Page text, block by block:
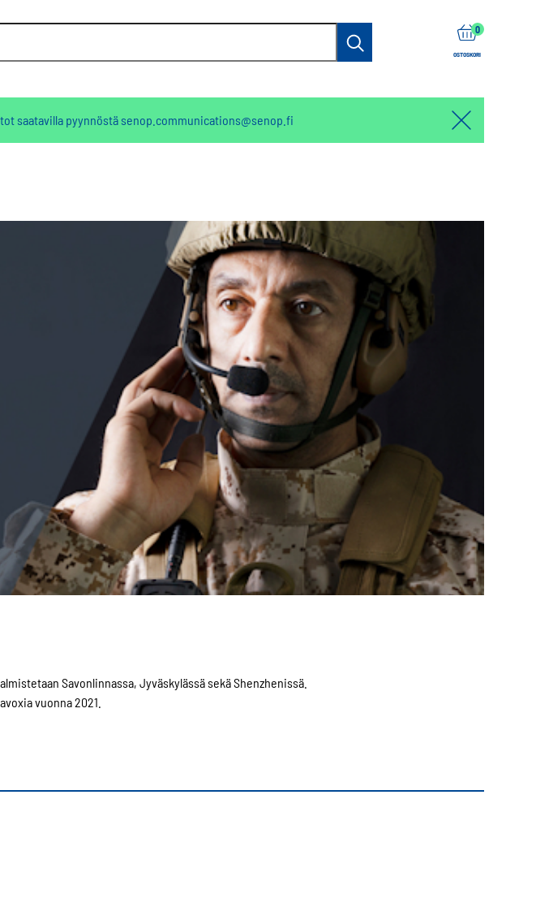
OSTOSKORI
0items
saatavilla pyynnöstä senop.communications@senop.fi
Savonlinnassa, Jyväskylässä sekä Shenzhenissä.
vuonna 2021.